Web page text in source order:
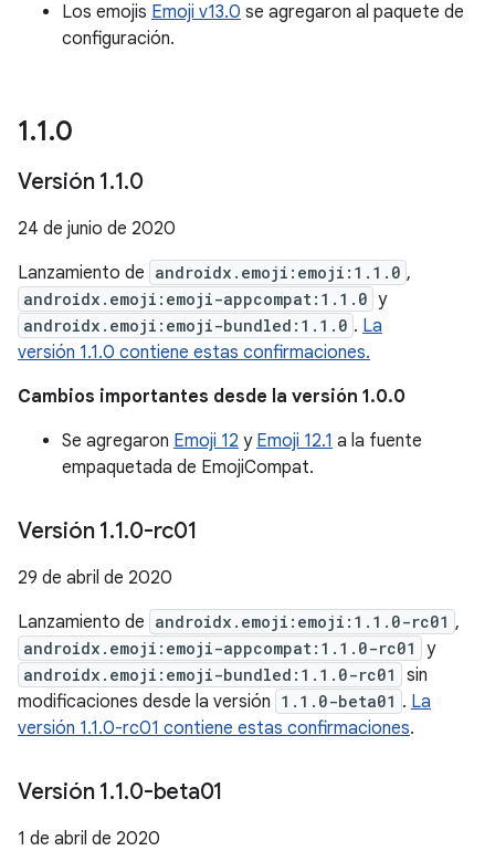
Los emojis Emoji v13.0 se agregaron al paquete de
configuración.
1.1.0
Versión 1.1.0
24 de junio de 2020
Lanzamiento de androidx.emoji:emoji:1.1.0 ,
androidx.emoji:emoji-appcompat:1.1.0 y
androidx.emoji:emoji-bundled:1.1.0 . La
versión 1.1.0 contiene estas confirmaciones.
Cambios importantes desde la versión 1.0.0
Se agregaron Emoji 12 y Emoji 12.1 a la fuente
empaquetada de EmojiCompat.
Versión 1.1.0-rc01
29 de abril de 2020
Lanzamiento de androidx.emoji:emoji:1.1.0-rc01 ,
androidx.emoji:emoji-appcompat:1.1.0-rc01 y
androidx.emoji:emoji-bundled:1.1.0-rc01
sin
modificaciones desde la versión 1.1.0-beta01 . La
versión 1.1.0-rc01 contiene estas confirmaciones.
Versión 1.1.0-beta01
1 de abril de 2020